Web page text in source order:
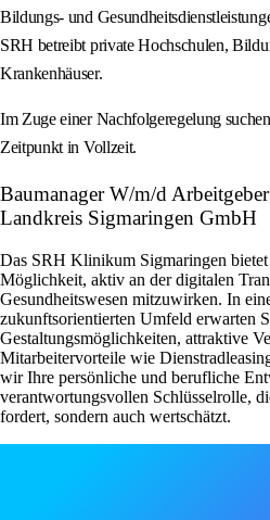
Bildungs- und
SRH betreibt private Hochschulen,
Krankenhäuser.
Im Zuge einer Nachfolgeregelung
Zeitpunkt in Vollzeit.
Baumanager W/m/d
Landkreis Sigmaringen GmbH
Das SRH Klinikum Sigmaringen bietet
Möglichkeit, aktiv an der digitalen
Gesundheitswesen mitzuwirken. In
zukunftsorientierten Umfeld erwarten
Gestaltungsmöglichkeiten, attraktive
Mitarbeitervorteile wie
wir Ihre persönliche und berufliche
verantwortungsvollen Schlüsselrolle,
fordert, sondern auch wertschätzt.